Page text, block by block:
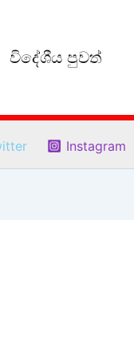
විදේශීය පුවත්
Instagram